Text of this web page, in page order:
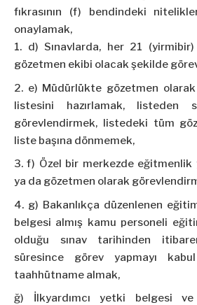
fıkrasının (f) bendindeki
onaylamak,
d) Sınavlarda, her 21
gözetmen ekibi olacak şekilde
e) Müdürlükte gözetmen olarak
listesini hazırlamak, listeden
görevlendirmek, listedeki tüm
liste başına dönmemek,
f) Özel bir merkezde eğitmenlik
ya da gözetmen olarak
g) Bakanlıkça düzenlenen
belgesi almış kamu personeli
olduğu sınav tarihinden
süresince görev yapmayı
taahhütname almak,
ğ) İlkyardımcı yetki belgesi ve